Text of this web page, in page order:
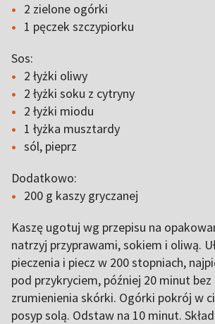
2 zielone ogórki
1 pęczek szczypiorku
Sos:
2 łyżki oliwy
2 łyżki soku z cytryny
2 łyżki miodu
1 łyżka musztardy
sól, pieprz
Dodatkowo:
200 g kaszy gryczanej
Kaszę ugotuj wg przepisu na
natrzyj przyprawami, sokiem i oliwą.
pieczenia i piecz w 200 stopniach,
pod przykryciem, później 20 minut
zrumienienia skórki. Ogórki pokrój w
posyp solą. Odstaw na 10 minut.